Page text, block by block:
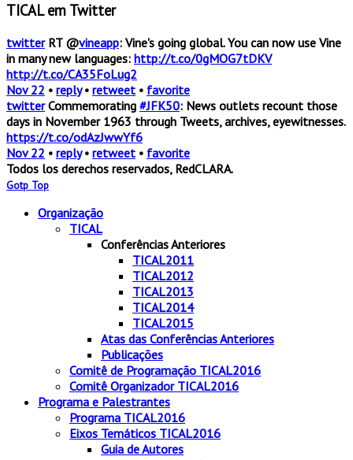
TICAL em Twitter
twitterRT @vineapp: Vine's going global. You can now use Vine
in many new languages: http://t.co/0gMOG7tDKV
http://t.co/CA35FoLug2
Nov 22 • reply• retweet • favorite
twitterCommemorating #JFK50: News outlets recount those
days in November 1963 through Tweets, archives, eyewitnesses.
https://t.co/odAzJwwYf6
Nov 22 • reply• retweet • favorite
Todos los derechos reservados, RedCLARA.
Gotp Top
Organização
TICAL
Conferências Anteriores
TICAL2011
TICAL2012
TICAL2013
TICAL2014
TICAL2015
Atas das Conferências Anteriores
Publicações
Comitê de Programação TICAL2016
Comitê Organizador TICAL2016
Programa e Palestrantes
Programa TICAL2016
Eixos Temáticos TICAL2016
Guia de Autores